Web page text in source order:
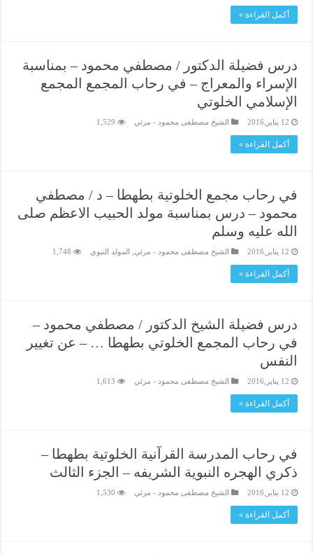
أكمل القراءة »
درس فضيلة الدكتور / مصطفي محمود – بمناسبة
الإسراء والمعراج – في رحاب المجمع المجمع
الإسلامي الخلوتي
12 يناير,2016 الشيخ مصطفى محمود - مرئي 1,529
أكمل القراءة »
في رحاب مجمع الخلوتية بطهطا – د / مصطفي
محمود – درس بمناسبة مولد الحبيب الاعظم صلى
الله عليه وسلم
12 يناير,2016 الشيخ مصطفى محمود - مرئي المولد النبوي 1,748
أكمل القراءة »
درس فضيلة الشيخ الدكتور / مصطفي محمود –
في رحاب المجمع الخلوتي بطهطا … – عن تغيير
النفس
12 يناير,2016 الشيخ مصطفى محمود - مرئي 1,613
أكمل القراءة »
في رحاب المدرسة القرآنية الخلوتية بطهطا –
ذكري الهجره النبوية الشريفه – الجزء الثالث
12 يناير,2016 الشيخ مصطفى محمود - مرئي 1,530
أكمل القراءة »